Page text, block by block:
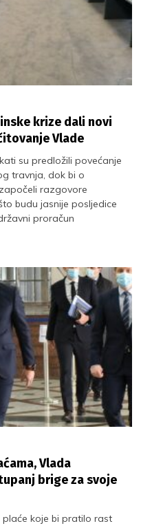
krize dali novi
Vlade
su predložili povećanje
travnja, dok bi o
razgovore
budu jasnije posljedice
proračun
Vlada
brige za svoje
koje bi pratilo rast